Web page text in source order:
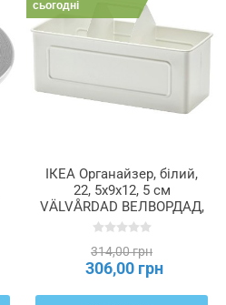
сьогодні
ІКЕА Органайзер, білий,
22, 5x9x12, 5 см
VÄLVÅRDAD ВЕЛВОРДАД,
705.954.36
314,00 грн
306,00 грн